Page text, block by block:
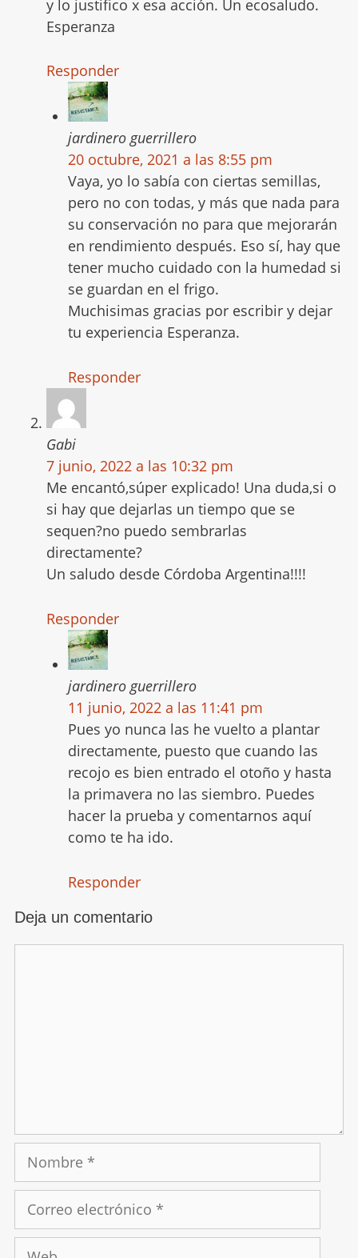
y lo justifico x esa acción. Un ecosaludo.
Esperanza
Responder
jardinero guerrillero
20 octubre, 2021 a las 8:55 pm
Vaya, yo lo sabía con ciertas semillas,
pero no con todas, y más que nada para
su conservación no para que mejorarán
en rendimiento después. Eso sí, hay que
tener mucho cuidado con la humedad si
se guardan en el frigo.
Muchisimas gracias por escribir y dejar
tu experiencia Esperanza.
Responder
Gabi
7 junio, 2022 a las 10:32 pm
Me encantó,súper explicado! Una duda,si o
si hay que dejarlas un tiempo que se
sequen?no puedo sembrarlas
directamente?
Un saludo desde Córdoba Argentina!!!!
Responder
jardinero guerrillero
11 junio, 2022 a las 11:41 pm
Pues yo nunca las he vuelto a plantar
directamente, puesto que cuando las
recojo es bien entrado el otoño y hasta
la primavera no las siembro. Puedes
hacer la prueba y comentarnos aquí
como te ha ido.
Responder
Deja un comentario